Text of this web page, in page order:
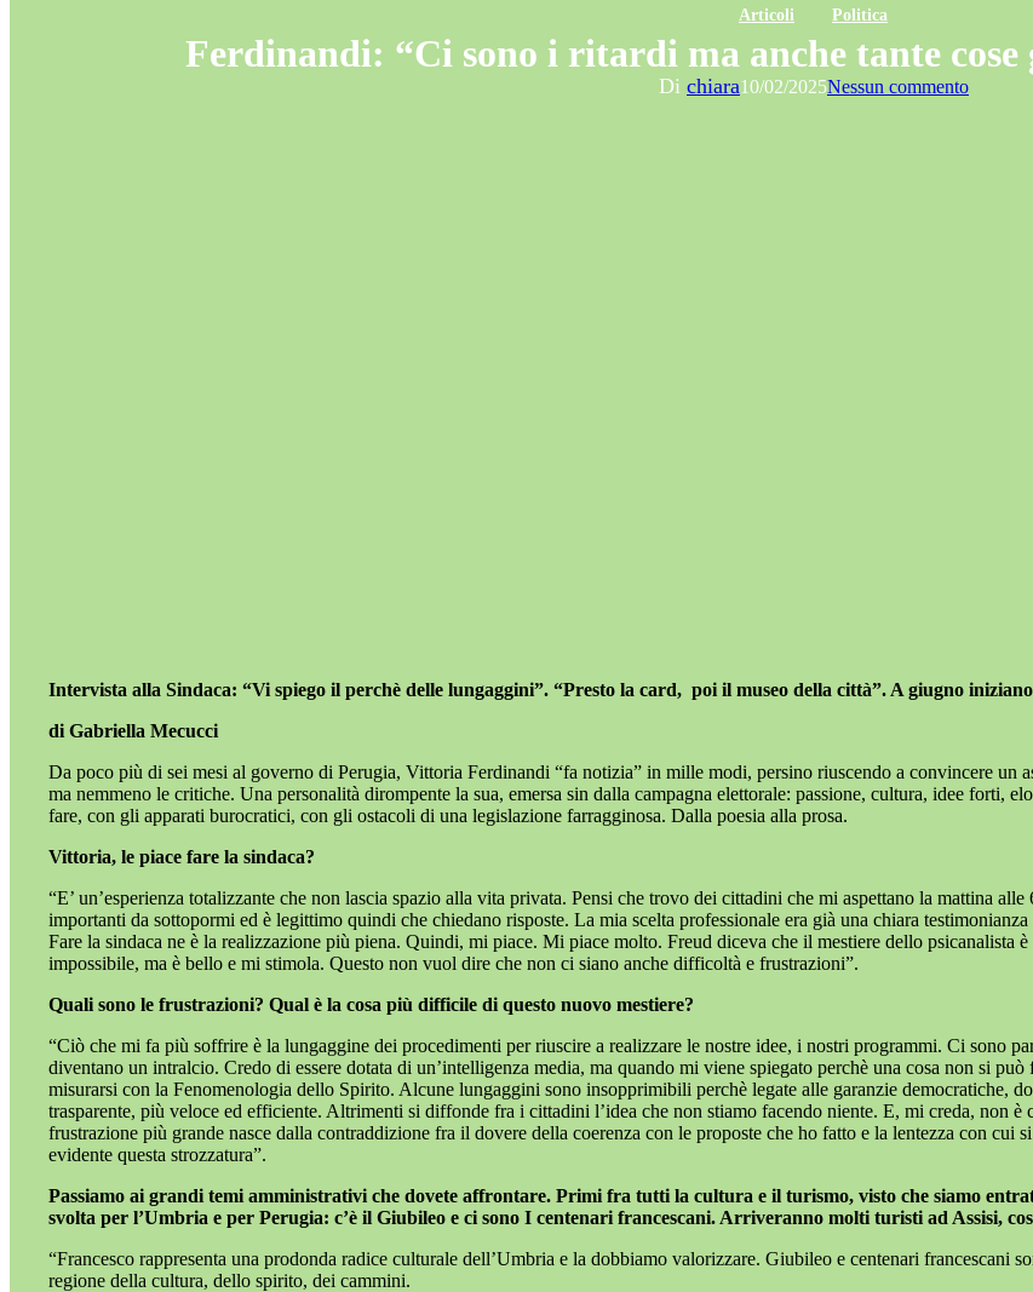
Articoli Politica
Ferdinandi: “Ci sono i ritardi ma anche tante
Di chiara10/02/2025Nessun commento
Intervista alla Sindaca: “Vi spiego il perchè delle lungaggini”. “Presto la card, poi il museo della città”. A giugno
di Gabriella Mecucci
Da poco più di sei mesi al governo di Perugia, Vittoria Ferdinandi “fa notizia” in mille modi, persino riuscendo a convincere un
ma nemmeno le critiche. Una personalità dirompente la sua, emersa sin dalla campagna elettorale: passione, cultura, idee forti,
fare, con gli apparati burocratici, con gli ostacoli di una legislazione farragginosa. Dalla poesia alla prosa.
Vittoria, le piace fare la sindaca?
“E’ un’esperienza totalizzante che non lascia spazio alla vita privata. Pensi che trovo dei cittadini che mi aspettano la mattina
importanti da sottopormi ed è legittimo quindi che chiedano risposte. La mia scelta professionale era già una chiara
Fare la sindaca ne è la realizzazione più piena. Quindi, mi piace. Mi piace molto. Freud diceva che il mestiere dello psicanalista
impossibile, ma è bello e mi stimola. Questo non vuol dire che non ci siano anche difficoltà e frustrazioni”.
Quali sono le frustrazioni? Qual è la cosa più difficile di questo nuovo mestiere?
“Ciò che mi fa più soffrire è la lungaggine dei procedimenti per riuscire a realizzare le nostre idee, i nostri programmi. Ci sono
diventano un intralcio. Credo di essere dotata di un’intelligenza media, ma quando mi viene spiegato perchè una cosa non si
misurarsi con la Fenomenologia dello Spirito. Alcune lungaggini sono insopprimibili perchè legate alle garanzie democratiche,
trasparente, più veloce ed efficiente. Altrimenti si diffonde fra i cittadini l’idea che non stiamo facendo niente. E, mi creda, non
frustrazione più grande nasce dalla contraddizione fra il dovere della coerenza con le proposte che ho fatto e la lentezza con cui
evidente questa strozzatura”.
Passiamo ai grandi temi amministrativi che dovete affrontare. Primi fra tutti la cultura e il turismo, visto che siamo
svolta per l’Umbria e per Perugia: c’è il Giubileo e ci sono I centenari francescani. Arriveranno molti turisti ad Assisi,
“Francesco rappresenta una prodonda radice culturale dell’Umbria e la dobbiamo valorizzare. Giubileo e centenari francescani
regione della cultura, dello spirito, dei cammini.